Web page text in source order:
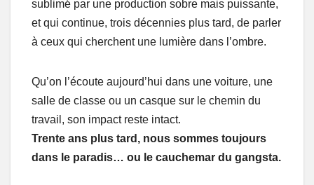
sublimé par une production sobre mais puissante,
et qui continue, trois décennies plus tard, de parler
à ceux qui cherchent une lumière dans l’ombre.
Qu’on l’écoute aujourd’hui dans une voiture, une
salle de classe ou un casque sur le chemin du
travail, son impact reste intact.
Trente ans plus tard, nous sommes toujours
dans le paradis… ou le cauchemar du gangsta.